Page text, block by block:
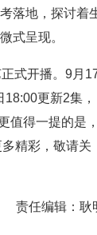
落地，探讨着
式呈现。
式开播。9月
更新2集，
值得一提的是，
精彩，敬请关
责任编辑：耿